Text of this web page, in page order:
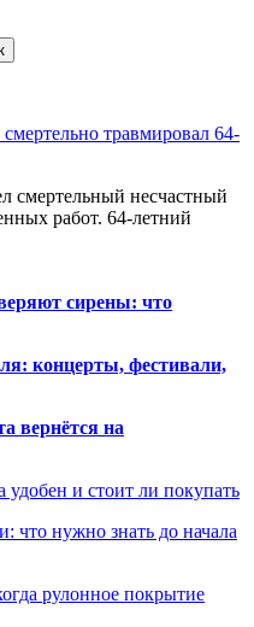
травмировал 64-
смертельный несчастный
работ. 64-летний
сирены: что
концерты, фестивали,
вернётся на
удобен и стоит ли покупать
что нужно знать до начала
рулонное покрытие